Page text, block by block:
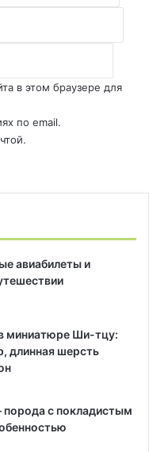
в этом браузере для
по email.
авиабилеты и
миниатюре Ши-тцу:
длинная шерсть
с покладистым